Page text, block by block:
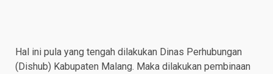
Hal ini pula yang tengah dilakukan Dinas Perhubungan
(Dishub) Kabupaten Malang. Maka dilakukan pembinaan